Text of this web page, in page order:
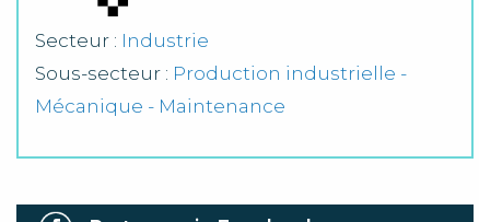
Secteur : Industrie
Sous-secteur : Production industrielle -
Mécanique - Maintenance